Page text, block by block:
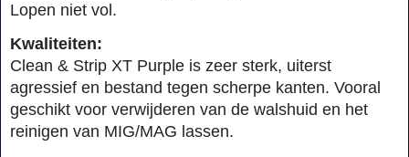
Lopen niet vol.
Kwaliteiten:
Clean & Strip XT Purple is zeer sterk, uiterst
agressief en bestand tegen scherpe kanten. Vooral
geschikt voor verwijderen van de walshuid en het
reinigen van MIG/MAG lassen.